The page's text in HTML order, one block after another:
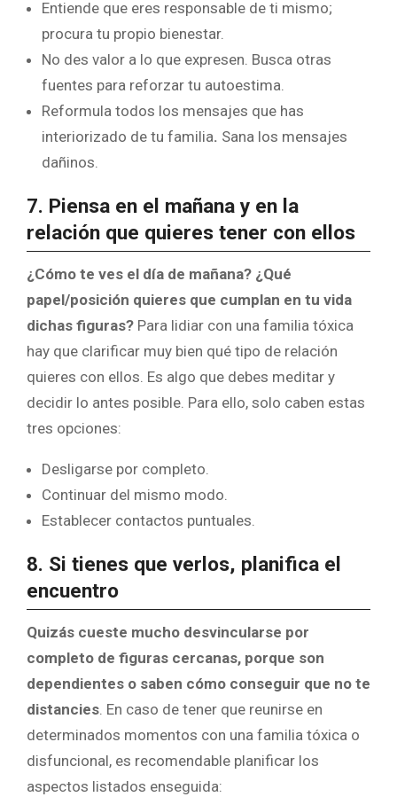
Entiende que eres responsable de ti mismo;
procura tu propio bienestar.
No des valor a lo que expresen. Busca otras
fuentes para reforzar tu autoestima.
Reformula todos los mensajes que has
interiorizado de tu familia. Sana los mensajes
dañinos.
7. Piensa en el mañana y en la
relación que quieres tener con ellos
¿Cómo te ves el día de mañana? ¿Qué
papel/posición quieres que cumplan en tu vida
dichas figuras? Para lidiar con una familia tóxica
hay que clarificar muy bien qué tipo de relación
quieres con ellos. Es algo que debes meditar y
decidir lo antes posible. Para ello, solo caben estas
tres opciones:
Desligarse por completo.
Continuar del mismo modo.
Establecer contactos puntuales.
8. Si tienes que verlos, planifica el
encuentro
Quizás cueste mucho desvincularse por
completo de figuras cercanas, porque son
dependientes o saben cómo conseguir que no te
distancies. En caso de tener que reunirse en
determinados momentos con una familia tóxica o
disfuncional, es recomendable planificar los
aspectos listados enseguida: